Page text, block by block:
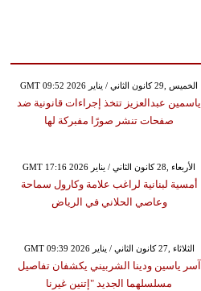
GMT 09:52 2026 الخميس ,29 كانون الثاني / يناير
ياسمين عبدالعزيز تتخذ إجراءات قانونية ضد
صفحات تنشر صورًا مفبركة لها
GMT 17:16 2026 الأربعاء ,28 كانون الثاني / يناير
أمسية لبنانية لراغب علامة وكارول سماحة
وعاصي الحلاني في الرياض
GMT 09:39 2026 الثلاثاء ,27 كانون الثاني / يناير
آسر ياسين ودينا الشربيني يكشفان تفاصيل
مسلسلهما الجديد "إتنين غيرنا